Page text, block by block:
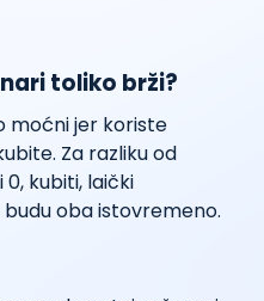
toliko brži?
moćni jer koriste
Za razliku od
0, kubiti, laički
oba istovremeno.